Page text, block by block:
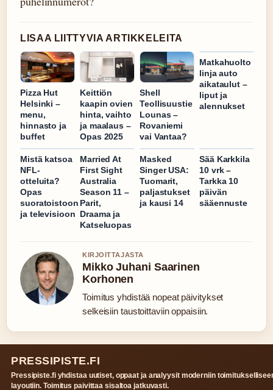
LISAA LIITTYVIA ARTIKKELEITA
Pizza Hut
Helsinki –
menu,
hinnasto ja
buffet
Keittiön
kaapin ovien
hinta, vaihto
ja maalaus –
Opas 2025
Shell
Teollisuustie
Lounas –
Rovaniemi
vai Vantaa?
Matkahuolto
linja auto
aikataulut –
liput ja
alennukset
Mistä katsoa
NFL-
otteluita?
Opas
suoratoistoon
ja televisioon
Married At
First Sight
Australia
Season 11 –
Parit,
Draama ja
Katseluopas
Masked
Singer USA:
Tuomarit,
paljastukset
ja kausi 14
Sää Karkkila
10 vrk –
Tarkka 10
päivän
sääennuste
KIRJOITTAJASTA
Mikko Juhani Saarinen
Korhonen
Toimitus yhdistää nopeat päivitykset
selkeisiin taustoittaviin oppaisiin.
PRESSIPISTE.FI
Pressipiste.fi yhdistaa uutiset, oppaat ja analyysit moderniin
layoutiin. Toimitus paivittaa sisaltoa jatkuvasti.